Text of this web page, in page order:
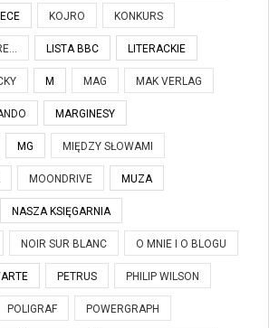
KOJRO KONKURS
LISTA BBC LITERACKIE
M MAG MAK VERLAG
MARGINESY
MG MIĘDZY SŁOWAMI
MOONDRIVE MUZA
NASZA KSIĘGARNIA
NOIR SUR BLANC O MNIE I O BLOGU
PETRUS PHILIP WILSON
POLIGRAF POWERGRAPH